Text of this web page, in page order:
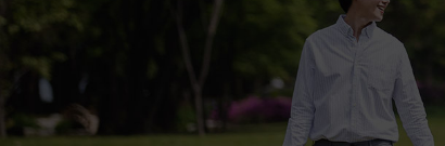
관장인사말
기관개요
연혁